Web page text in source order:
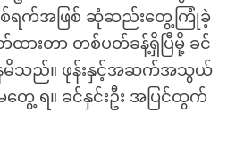
ရက်အဖြစ် ဆုံဆည်းတွေ့ကြုံခဲ့
ထားတာ တစ်ပတ်ခန့်ရှိပြီမို့ ခင်
ေမိသည်။ ဖုန်းနှင့်အဆက်အသွယ်
ေ့ ရ။ ခင်နှင်းဦး အပြင်ထွက်